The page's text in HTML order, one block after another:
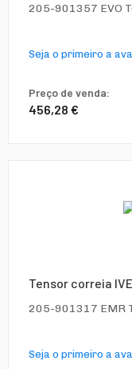
205-901357 EVO
Seja o primeiro a
Preço de venda:
456,28 €
Tensor correia
205-901317 EMR
Seja o primeiro a